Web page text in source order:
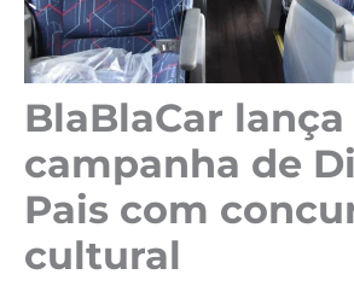
BlaBlaCar lança
campanha de
Pais com
cultural